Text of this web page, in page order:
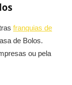
franquias de
de Bolos.
ou pela